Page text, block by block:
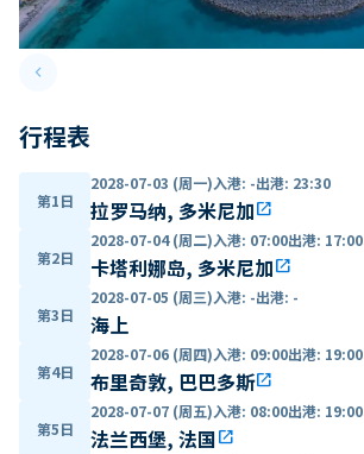
keyboard_arrow_leftPrevious slide
行程表
第1日
2028-07-03 (周一)入港: -出港: 23:30
拉罗马纳, 多米尼加open_in_new
第2日
2028-07-04 (周二)入港: 07:00出港: 17:00
卡塔利娜岛, 多米尼加open_in_new
第3日
2028-07-05 (周三)入港: -出港: -
海上
第4日
2028-07-06 (周四)入港: 09:00出港: 19:00
布里奇敦, 巴巴多斯open_in_new
第5日
2028-07-07 (周五)入港: 08:00出港: 19:00
法兰西堡, 法国open_in_new